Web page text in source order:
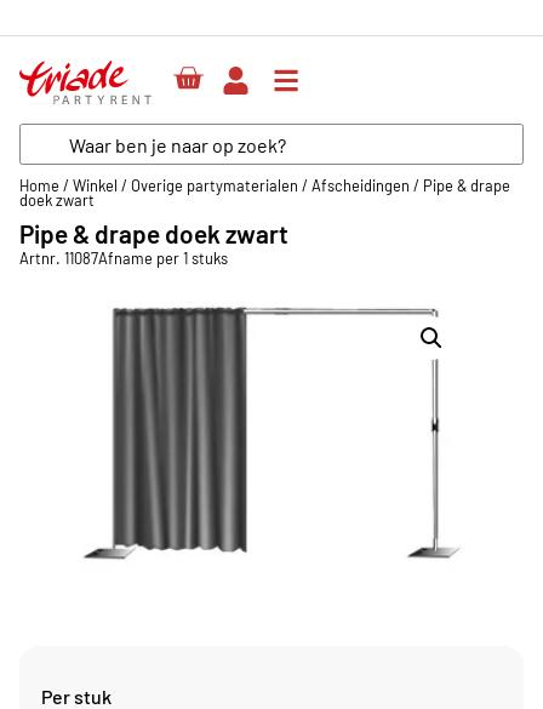
Home / Winkel / Overige partymaterialen / Afscheidingen / Pipe & drape
doek zwart
Pipe & drape doek zwart
Artnr. 11087Afname per 1 stuks
Per stuk